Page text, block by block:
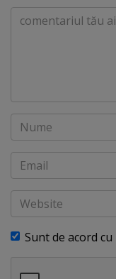
Comentariu
Nume
Email
Website
Sunt de acord cu